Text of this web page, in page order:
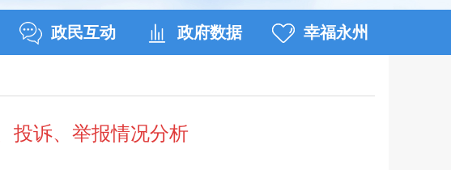
政民互动 政府数据 幸福永州
投诉、举报情况分析